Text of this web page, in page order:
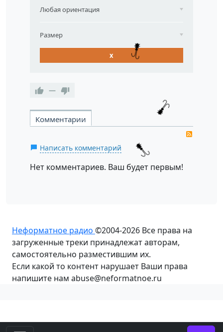
Любая ориентация
Размер
x
—
Комментарии
Написать комментарий
Нет комментариев. Ваш будет первым!
Неформатное радио ©2004-2026 Все права на
загруженные треки принадлежат авторам,
самостоятельно разместившим их.
Если какой то контент нарушает Ваши права
напишите нам abuse@neformatnoe.ru